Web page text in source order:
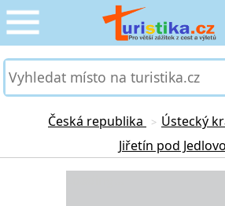
CESTOVÁNÍ
SLUŽBY & DOPRAVA
›
Česká republika > Ústecký
Jiřetín pod